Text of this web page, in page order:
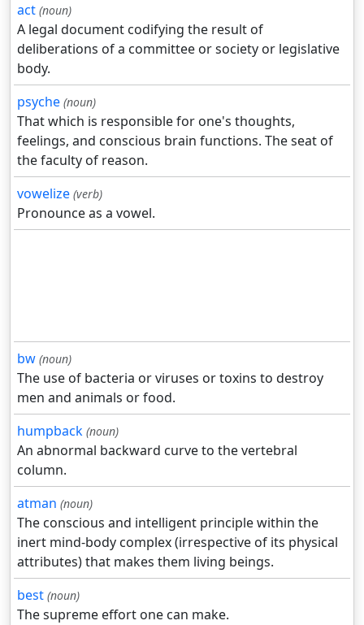
act (noun)
A legal document codifying the result of
deliberations of a committee or society or legislative
body.
psyche (noun)
That which is responsible for one's thoughts,
feelings, and conscious brain functions. The seat of
the faculty of reason.
vowelize (verb)
Pronounce as a vowel.
bw (noun)
The use of bacteria or viruses or toxins to destroy
men and animals or food.
humpback (noun)
An abnormal backward curve to the vertebral
column.
atman (noun)
The conscious and intelligent principle within the
inert mind-body complex (irrespective of its physical
attributes) that makes them living beings.
best (noun)
The supreme effort one can make.